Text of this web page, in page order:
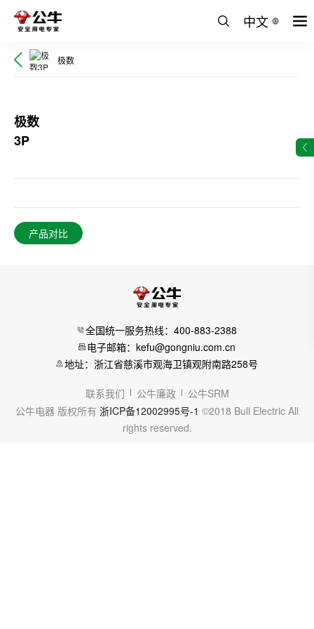
中文
极数
极数
3P
产品对比
全国统一服务热线：400-883-2388
电子邮箱：kefu@gongniu.com.cn
地址：浙江省慈溪市观海卫镇观附南路258号
联系我们 公牛廉政
公牛SRM
公牛电器 版权所有 浙ICP备12002995号-1 ©2018 Bull Electric All
rights reserved.